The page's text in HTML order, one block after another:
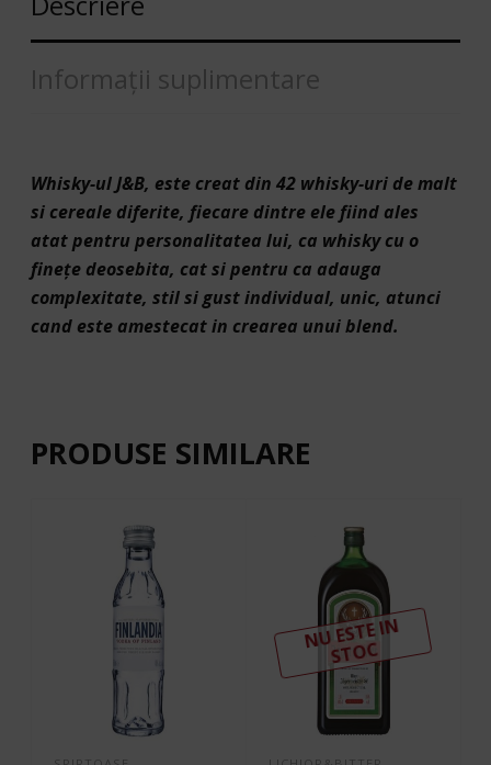
Informații suplimentare
Whisky-ul J&B, este creat din 42 whisky-uri de malt
si cereale diferite, fiecare dintre ele fiind ales
atat pentru personalitatea lui, ca whisky cu o
fineţe deosebita, cat si pentru ca adauga
complexitate, stil si gust individual, unic, atunci
cand este amestecat in crearea unui blend.
PRODUSE SIMILARE
N
U ESTE I
N
ST
OC